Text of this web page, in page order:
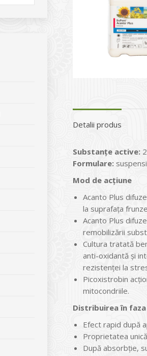
Detalii produs
Substanțe active:
Formulare:
Mod de acţiune
Acanto Plus
la suprafaţa
Acanto Plus
remobilizării
Cultura tratată
anti-oxidantă și
rezistenţei la
Picoxistrobin
mitocondriile.
Distribuirea în
Efect rapid după
Proprietatea
După absorbţie,